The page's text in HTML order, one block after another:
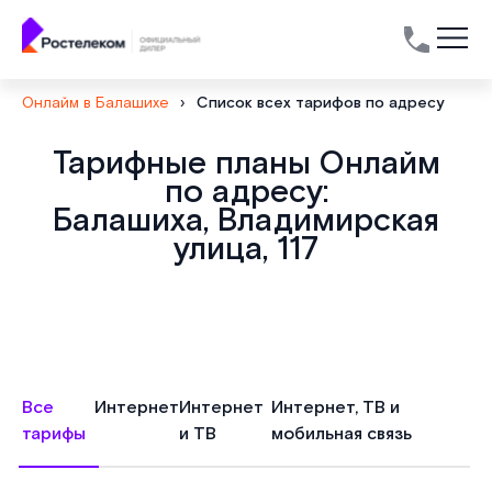
Онлайм в Балашихе › Список всех тарифов по адресу
Тарифные планы Онлайм
по адресу:
Балашиха, Владимирская
улица, 117
Все
тарифы
ИнтернетИнтернет
и ТВ
Интернет, ТВ и
мобильная связь